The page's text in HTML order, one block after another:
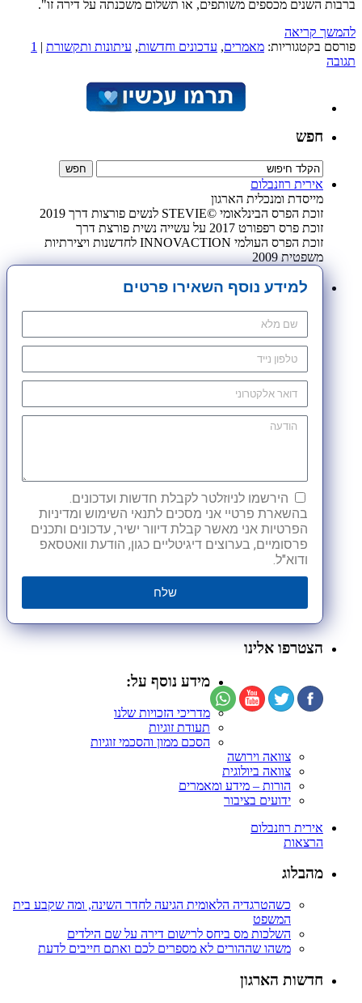
ברבות השנים מכספים משותפים, או תשלום משכנתה על דירה זו".
להמשך קריאה
פורסם בקטגוריות: מאמרים, עדכונים וחדשות, עיתונות ותקשורת |
1
תגובה
חפש
אירית רוזנבלום
מייסדת ומנכלית הארגון
זוכת הפרס הבינלאומי ©STEVIE לנשים פורצות דרך 2019
זוכת פרס רפפורט 2017 על עשייה נשית פורצת דרך
זוכת הפרס העולמי INNOVACTION לחדשנות ויצירתיות
משפטית 2009
למידע נוסף השאירו פרטים
הירשמו לניוזלטר לקבלת חדשות ועדכונים.
בהשארת פרטיי אני מסכים לתנאי השימוש ומדיניות
הפרטיות אני מאשר קבלת דיוור ישיר, עדכונים ותכנים
פרסומיים, בערוצים דיגיטליים כגון, הודעת וואטסאפ
ודוא"ל.
שלח
הצטרפו אלינו
מידע נוסף על:
מדריכי הזכויות שלנו
תעודת זוגיות
הסכם ממון והסכמי זוגיות
צוואה וירושה
צוואה ביולוגית
הורות – מידע ומאמרים
ידועים בציבור
אירית רוזנבלום
הרצאות
מהבלוג
כשהטרגדיה הלאומית הגיעה לחדר השינה, ומה שקבע בית
המשפט
השלכות מס ביחס לרישום דירה על שם הילדים
משהו שההורים לא מספרים לכם ואתם חייבים לדעת
חדשות הארגון